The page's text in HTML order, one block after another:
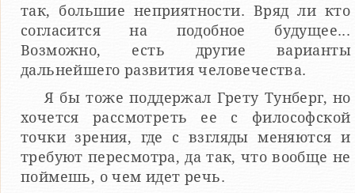
так, большие неприятности. Вряд ли кто
согласится на подобное будущее...
Возможно, есть другие варианты
дальнейшего развития человечества.
Я бы тоже поддержал Грету Тунберг, но
хочется рассмотреть ее с философской
точки зрения, где с взгляды меняются и
требуют пересмотра, да так, что вообще не
поймешь, о чем идет речь.